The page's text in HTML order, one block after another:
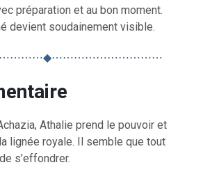
préparation et au bon moment.
devient soudainement visible.
Athalie prend le pouvoir et
lignée royale. Il semble que tout
s’effondrer.